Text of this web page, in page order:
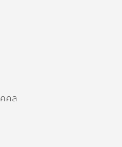
คล